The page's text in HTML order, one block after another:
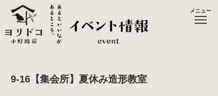
メニュー
9-16【集会所】夏休み造形教室